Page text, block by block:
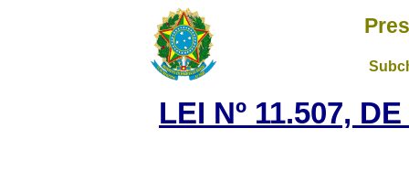
LEI Nº 11.507,